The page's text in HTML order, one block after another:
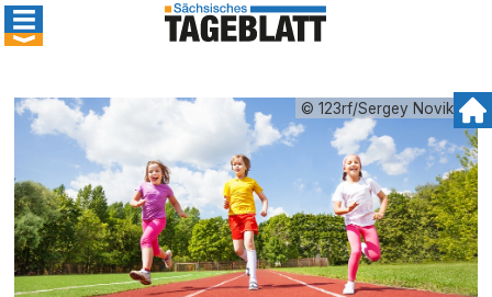
© 123rf/Sergey Novikov